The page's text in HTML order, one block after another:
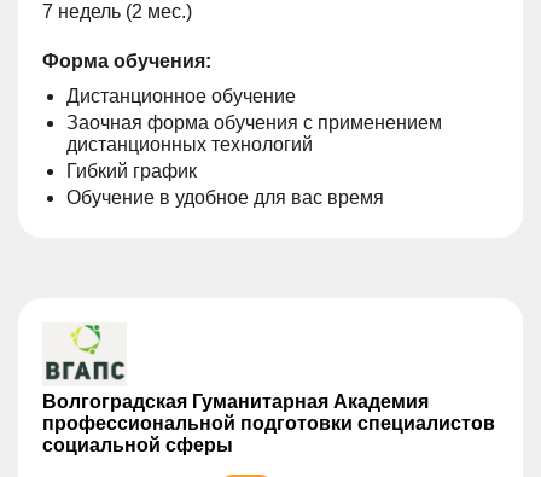
7 недель (2 мес.)
Форма обучения:
Дистанционное обучение
Заочная форма обучения с применением
дистанционных технологий
Гибкий график
Обучение в удобное для вас время
Волгоградская Гуманитарная Академия
профессиональной подготовки специалистов
социальной сферы